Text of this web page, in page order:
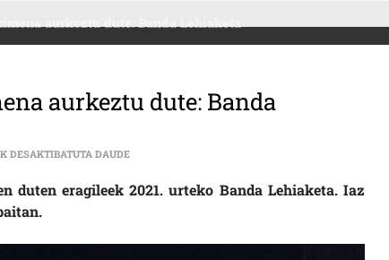
aurkeztu dute: Banda Lehiaketa
aurkeztu dute: Banda
DESAKTIBATUTA DAUDEGASTEIZKO TXOSNEK URTEKO LEHEN EKIMENA
duten eragileek 2021. urteko Banda Lehiaketa. Iaz